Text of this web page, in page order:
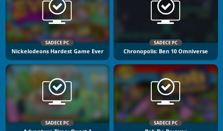
SADECE PC
Nickelodeons Hardest Game Ever
SADECE PC
Chronopolis: Ben 10 Omniverse
SADECE PC SADECE PC